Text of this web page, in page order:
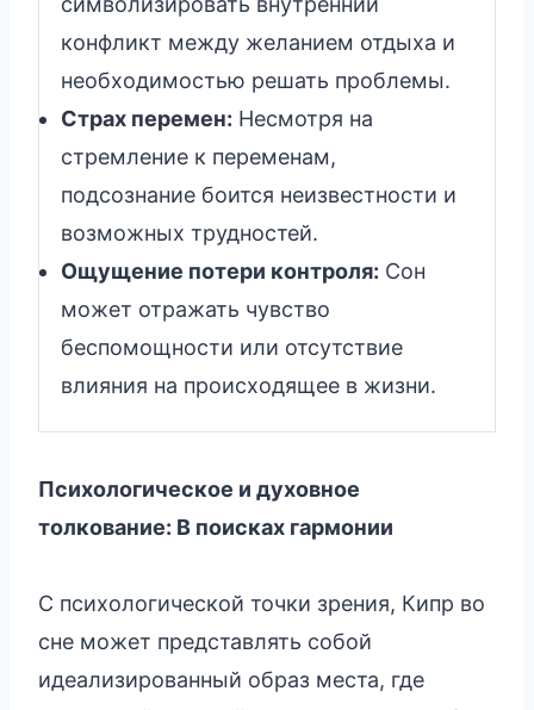
конфликт между желанием отдыха и
необходимостью решать проблемы.
Страх перемен: Несмотря на
стремление к переменам,
подсознание боится неизвестности и
возможных трудностей.
Ощущение потери контроля: Сон
может отражать чувство
беспомощности или отсутствие
влияния на происходящее в жизни.
Психологическое и духовное
толкование: В поисках гармонии
С психологической точки зрения, Кипр во
сне может представлять собой
идеализированный образ места, где